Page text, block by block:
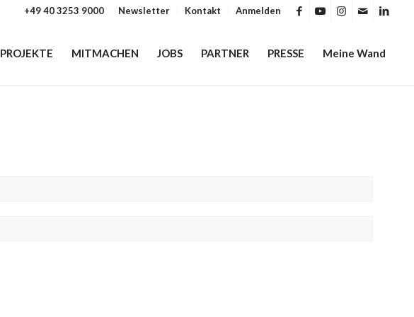
Newsletter Kontakt Anmelden
+49 40 3253 9000
PROJEKTE MITMACHEN JOBS PARTNER PRESSE Meine Wand